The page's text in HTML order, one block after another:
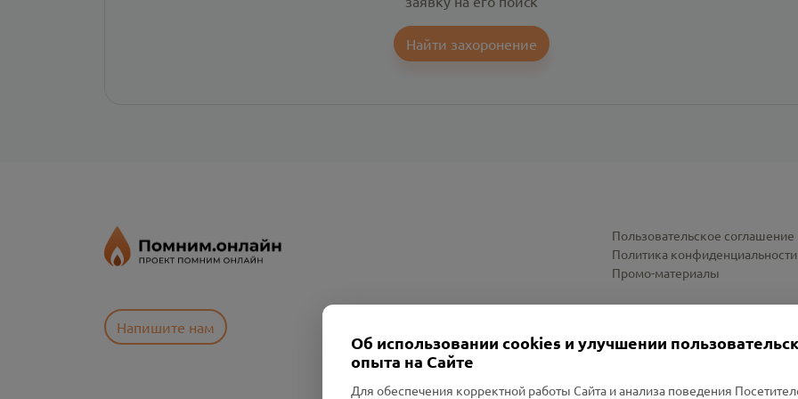
Найти захоронение
Напишите нам
Пользовательское соглашение
Политика конфиденциальности
Промо-материалы
Об использовании cookies и улучшении
опыта на Сайте
Для обеспечения корректной работы Сайта и анализа поведения